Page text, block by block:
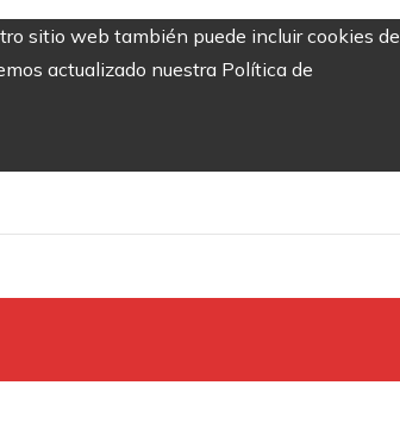
sitio web también puede incluir cookies de
actualizado nuestra Política de